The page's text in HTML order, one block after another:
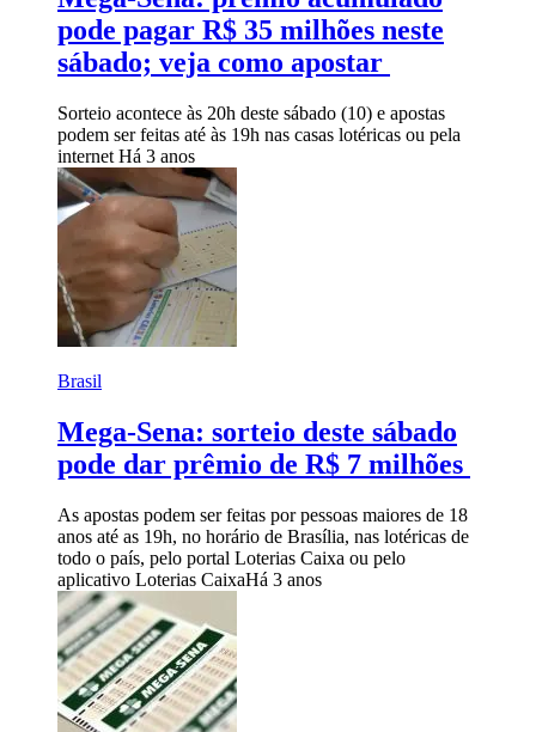
pode pagar R$ 35 milhões neste
sábado; veja como apostar
Sorteio acontece às 20h deste sábado (10) e apostas
podem ser feitas até às 19h nas casas lotéricas ou pela
internet Há 3 anos
Brasil
Mega-Sena: sorteio deste sábado
pode dar prêmio de R$ 7 milhões
As apostas podem ser feitas por pessoas maiores de 18
anos até as 19h, no horário de Brasília, nas lotéricas de
todo o país, pelo portal Loterias Caixa ou pelo
aplicativo Loterias CaixaHá 3 anos